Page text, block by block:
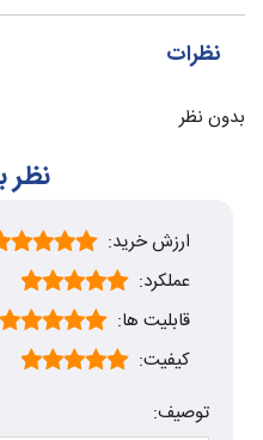
نظرات
بدون نظر
نظر
ارزش خرید:
عملکرد:
قابلیت ها:
کیفیت:
توصیف: